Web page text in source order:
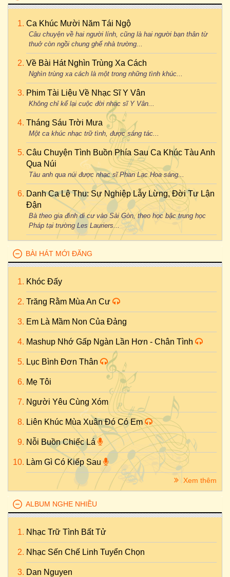
Ca Khúc Mười Năm Tái Ngộ
Câu chuyện về hai người lính, cũng là hai người bạn thân từ
thuở còn ngồi chung ghế nhà trường...
Về Bài Hát Nghìn Trùng Xa Cách
Nghìn trùng xa cách là một trong những tình khúc...
Phim Tài Liệu Về Nhạc Sĩ Y Vân
Không chỉ kể lại cuộc đời nhạc sĩ Y Vân...
Tháng Sáu Trời Mưa
Một ca khúc nhạc trữ tình, được sáng tác...
Câu Chuyện Tình Buồn Phía Sau Ca Khúc Tàu Anh
Qua Núi
Tàu anh qua núi được nhạc sĩ Phan Lạc Hoa sáng...
Danh Ca Lệ Thu: Sự Nghiệp Lẫy Lừng, Đời Tư Lận
Đận
Bà theo gia đình di cư vào Sài Gòn, theo học bậc trung học
Pháp tại trường Les Lauriers...
BÀI HÁT MỚI ĐĂNG
Khóc Đấy
Trăng Rằm Mùa An Cư
Em Là Mầm Non Của Đảng
Mashup Nhớ Gấp Ngàn Lần Hơn - Chân Tình
Lục Bình Đơn Thân
Mẹ Tôi
Người Yêu Cùng Xóm
Liên Khúc Mùa Xuân Đó Có Em
Nỗi Buồn Chiếc Lá
Làm Gì Có Kiếp Sau
Xem thêm
ALBUM NGHE NHIỀU
Nhạc Trữ Tình Bất Tử
Nhạc Sến Chế Linh Tuyển Chọn
Dan Nguyen